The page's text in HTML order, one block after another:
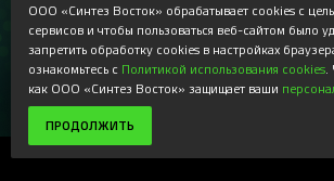
Регистрируясь, Вы соглашаетесь
информационные рассылки и
доступные только для подписчиков.
Политикой
ООО «Синтез Восток» обрабатывает cookies с
сервисов и чтобы пользоваться веб-сайтом было
запретить обработку cookies в настройках
ознакомьтесь с Политикой использования cookies
как ООО «Синтез Восток» защищает ваши
ПРОДОЛЖИТЬ